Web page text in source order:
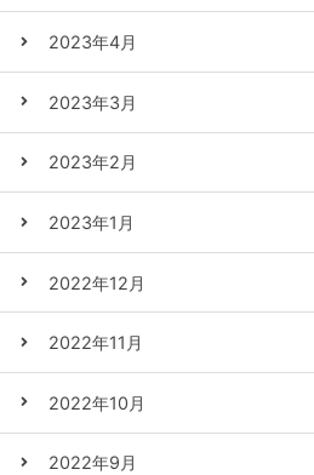
2023年4月
2023年3月
2023年2月
2023年1月
2022年12月
2022年11月
2022年10月
2022年9月